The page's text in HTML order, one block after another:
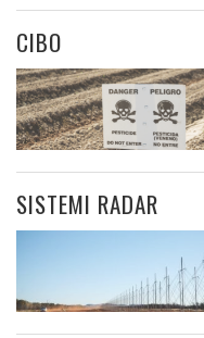
CIBO
SISTEMI RADAR